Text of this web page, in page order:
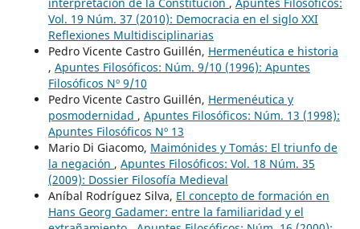
Vol. 19 Núm. 37 (2010): Democracia en el siglo XXI
Reflexiones Multidisciplinarias
Pedro Vicente Castro Guillén, Hermenéutica e historia
, Apuntes Filosóficos: Núm. 9/10 (1996): Apuntes
Filosóficos Nº 9/10
Pedro Vicente Castro Guillén, Hermenéutica y
posmodernidad , Apuntes Filosóficos: Núm. 13 (1998):
Apuntes Filosóficos Nº 13
Mario Di Giacomo, Maimónides y Tomás: El triunfo de
la negación , Apuntes Filosóficos: Vol. 18 Núm. 35
(2009): Dossier Filosofía Medieval
Aníbal Rodríguez Silva, El concepto de formación en
Hans Georg Gadamer: entre la familiaridad y el